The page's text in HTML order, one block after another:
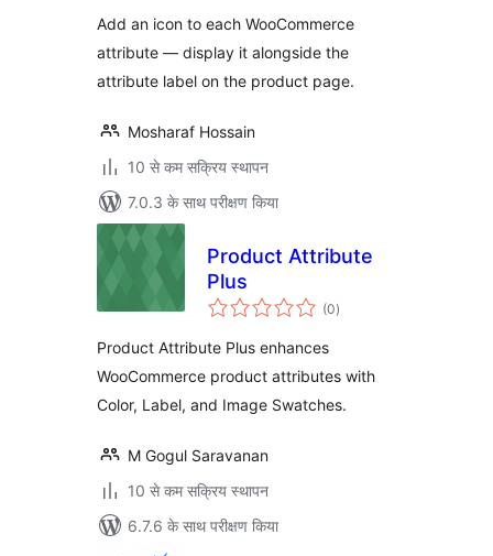
Add an icon to each WooCommerce
attribute — display it alongside the
attribute label on the product page.
Mosharaf Hossain
10 से कम सक्रिय स्थापन
7.0.3 के साथ परीक्षण किया
Product Attribute
Plus
(0कुल
दर)
Product Attribute Plus enhances
WooCommerce product attributes with
Color, Label, and Image Swatches.
M Gogul Saravanan
10 से कम सक्रिय स्थापन
6.7.6 के साथ परीक्षण किया